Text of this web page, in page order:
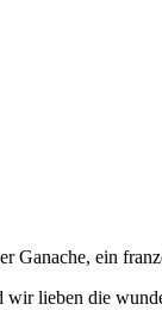
Ganache, ein
wir lieben die